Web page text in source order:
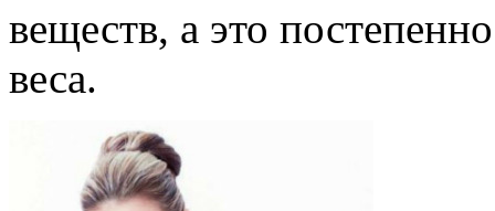
веществ, а это
веса.